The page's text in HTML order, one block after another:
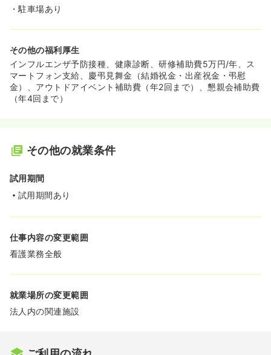
・駐車場あり
その他の福利厚生
インフルエンザ予防接種、健康診断、研修補助費5万円/年、ス
マートフォン支給、慶弔見舞金（結婚祝金・出産祝金・弔慰
金）、アウトドアイベント補助費（年2回まで）、懇親会補助費
（年4回まで）
その他の就業条件
試用期間
試用期間あり
仕事内容の変更範囲
看護業務全般
就業場所の変更範囲
法人内の関連施設